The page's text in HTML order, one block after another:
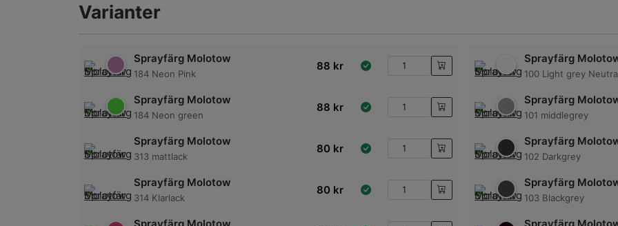
Varianter
Sprayfärg Molotow
184 Neon Pink
88 kr
Sprayfärg Molotow
184 Neon green
88 kr
Sprayfärg Molotow
313 mattlack
80 kr
Sprayfärg Molotow
314 Klarlack
80 kr
Sprayfärg
100 Light grey
Sprayfärg
101 middlegrey
Sprayfärg
102 Darkgrey
Sprayfärg
103 Blackgrey